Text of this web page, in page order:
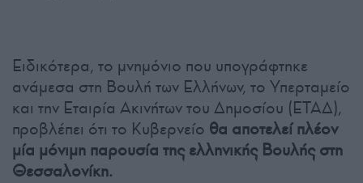
Ειδικότερα, το μνημόνιο που υπογράφτηκε
ανάμεσα στη Βουλή των Ελλήνων, το Υπερταμείο
και την Εταιρία Ακινήτων του Δημοσίου (ΕΤΑΔ),
προβλέπει ότι το Κυβερνείο θα αποτελεί πλέον
μία μόνιμη παρουσία της ελληνικής Βουλής στη
Θεσσαλονίκη.